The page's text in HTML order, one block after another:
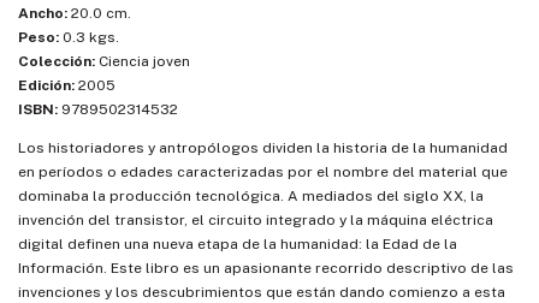
Ancho: 20.0 cm.
Peso: 0.3 kgs.
Colección: Ciencia joven
Edición: 2005
ISBN: 9789502314532
Los historiadores y antropólogos dividen la historia de la humanidad
en períodos o edades caracterizadas por el nombre del material que
dominaba la producción tecnológica. A mediados del siglo XX, la
invención del transistor, el circuito integrado y la máquina eléctrica
digital definen una nueva etapa de la humanidad: la Edad de la
Información. Este libro es un apasionante recorrido descriptivo de las
invenciones y los descubrimientos que están dando comienzo a esta